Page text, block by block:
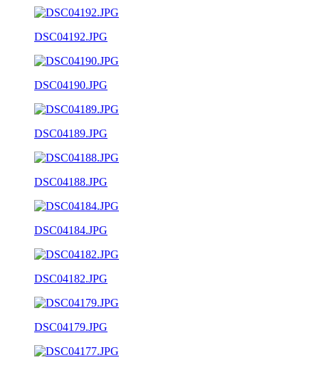
DSC04192.JPG
DSC04190.JPG
DSC04189.JPG
DSC04188.JPG
DSC04184.JPG
DSC04182.JPG
DSC04179.JPG